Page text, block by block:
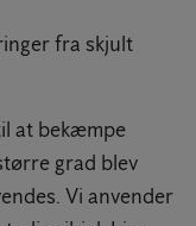
fra skjult
at bekæmpe
grad blev
Vi anvender